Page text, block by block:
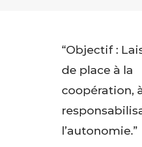
“Objectif :
de place à la
coopération,
l’autonomie.”